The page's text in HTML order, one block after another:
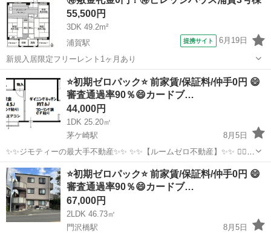
55,500円
3DK 49.2m²
浦賀駅
提携サイト 6月19日
新規入居限定フリーレント1ヶ月あり
神奈川 横須賀市 浦賀駅 マンション
⭐️初期ゼロパック⭐️ 前家賃/保証料/仲手0円 😄
審査通過率90％😄カードブ…
44,000円
1DK 25.20㎡
茅ケ崎駅
8月5日
✨✨ジモティーの最大手不動産✨✨ ✨✨【ルームゼロ不動産】✨✨ 🙇‍♂️
🙇‍♂️賃貸の成約件数800件を突破❗️❗️ 🏆🏆🏆🏆🏆🏆🏆🏆🏆🏆🏆🏆 サービ
ス開始からたくさんのお客様に 高評価を頂いて...
神奈川 茅ヶ崎市 茅ケ崎駅 マンション 物件
⭐️初期ゼロパック⭐️ 前家賃/保証料/仲手0円 😄
審査通過率90％😄カードブ…
67,000円
2LDK 46.73㎡
門沢橋駅
8月5日